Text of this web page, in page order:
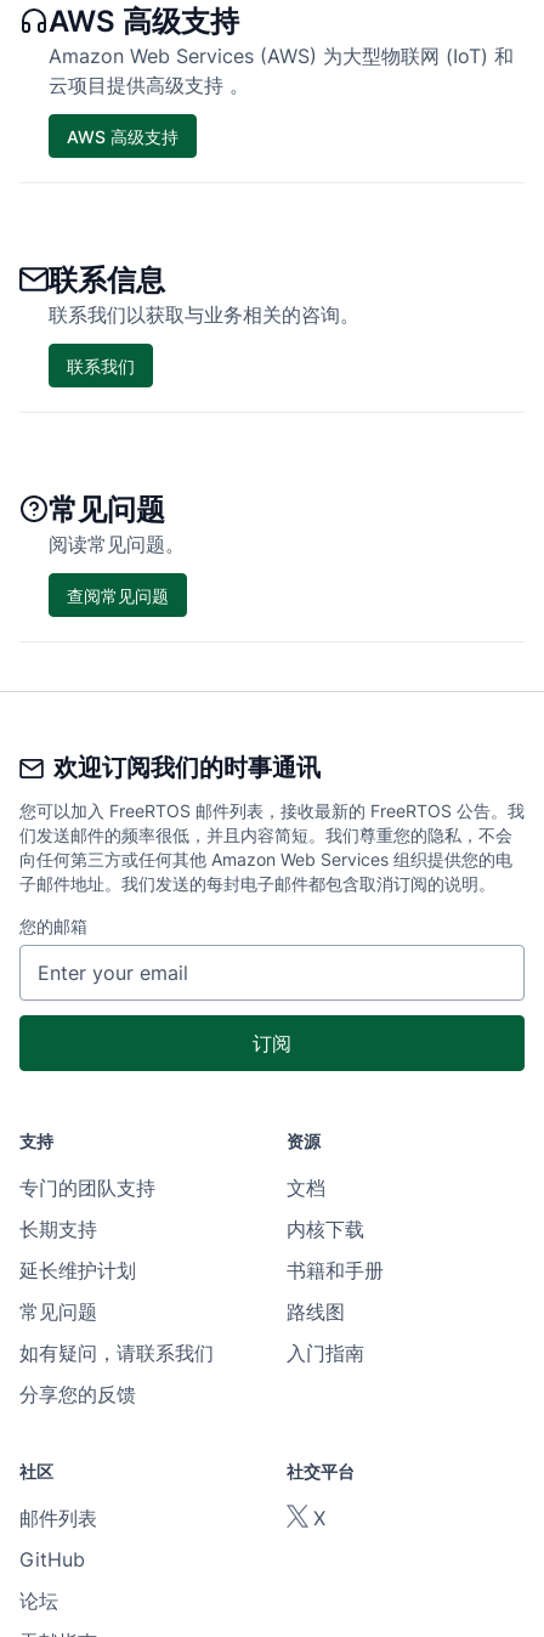
AWS 高级支持
Amazon Web Services (AWS) 为大型物联网 (IoT) 和
云项目提供高级支持 。
AWS 高级支持
联系信息
联系我们以获取与业务相关的咨询。
联系我们
常见问题
阅读常见问题。
查阅常见问题
欢迎订阅我们的时事通讯
您可以加入 FreeRTOS 邮件列表，接收最新的 FreeRTOS 公告。我
们发送邮件的频率很低，并且内容简短。我们尊重您的隐私，不会
向任何第三方或任何其他 Amazon Web Services 组织提供您的电
子邮件地址。我们发送的每封电子邮件都包含取消订阅的说明。
您的邮箱
支持
专门的团队支持
长期支持
延长维护计划
常见问题
如有疑问，请联系我们
分享您的反馈
资源
文档
内核下载
书籍和手册
路线图
入门指南
社区
邮件列表
GitHub
论坛
社交平台
X